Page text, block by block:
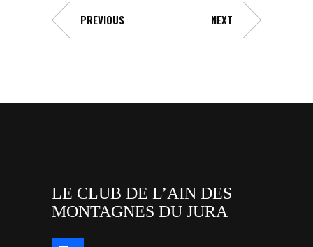
PREVIOUS NEXT
LE CLUB DE L’AIN DES
MONTAGNES DU JURA
facebook